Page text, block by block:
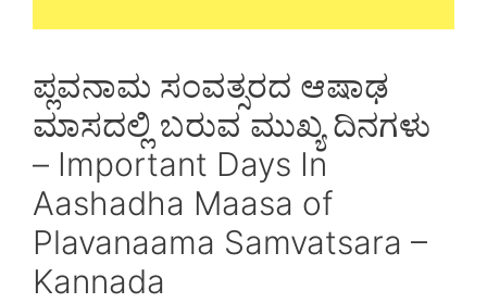
ಪ್ಲವನಾಮ ಸಂವತ್ಸರದ ಆಷಾಢ
ಮಾಸದಲ್ಲಿ ಬರುವ ಮುಖ್ಯ ದಿನಗಳು
– Important Days In
Aashadha Maasa of
Plavanaama Samvatsara –
Kannada